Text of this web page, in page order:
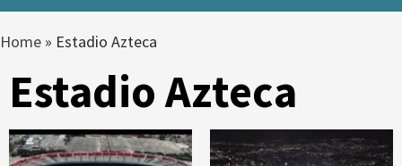
Home » Estadio Azteca
Estadio Azteca